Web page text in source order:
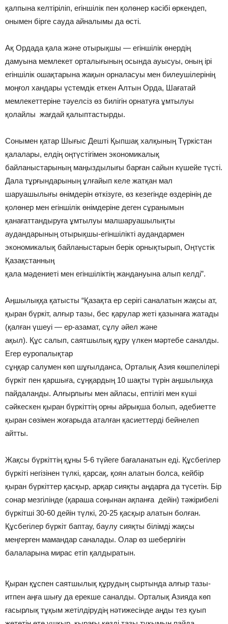
қалпына келтiрiлiп, егiншiлiк пен қолөнер кәсібi өркендеп,
онымен бiрге сауда айналымы да өстi.
Ақ Ордада қала және отырықшы — егiншiлiк өнердiң
дамуына мемлекет орталығының осында ауысуы, оның iрi
егiншiлiк ошақтарына жақын орналасуы мен билеушiлерiнiң
моңғол хандары үстемдiк еткен Алтын Орда, Шағатай
мемлекеттерiне тәуелсiз өз билiгiн орнатуға ұмтылуы
қолайлы жағдай қалыптастырды.
Сонымен қатар Шығыс Дештi Қыпшақ халқының Түркiстан
қалалары, елдiң оңтүстiгiмен экономикалық
байланыстарының маңыздылығы барған сайын күшейе түстi.
Дала тұрғындарының ұлғайып келе жатқан мал
шаруашылығы өнiмдерiн өткiзуге, өз кезегiнде өздерiнiң де
қолөнер мен егiншiлiк өнiмдерiне деген сұранымын
қанағаттандыруға ұмтылуы малшаруашылықты
аудандарының отырықшы-егiншiлiктi аудандармен
экономикалық байланыстарын берiк орнықтырып, Оңтүстiк
Қазақстанның
қала мәдениетi мен егiншiлiктiң жандануына алып келдi”.
Аңшылыққа қатысты “Қазақта ер серiгi саналатын жақсы ат,
қыран бүркiт, алғыр тазы, бес қарулар жетi қазынаға жатады
(қалған үшеуi — ер-азамат, сұлу әйел және
ақыл). Құс салып, саятшылық құру үлкен мәртебе саналды.
Егер еуропалықтар
сұңқар салумен көп шұғылданса, Орталық Азия көшпелiлерi
бүркiт пен қаршыға, сұңқардың 10 шақты түрiн аңшылыққа
пайдаланды. Алғырлығы мен айласы, ептiлiгi мен күшi
сәйкескен қыран бүркiттiң орны айрықша болып, әдебиетте
қыран сөзiмен жоғарыда аталған қасиеттердi бейнелеп
айтты.
Жақсы бүркiттiң құны 5-6 түйеге бағаланатын едi. Құсбегiлер
бүркiтi негiзiнен түлкi, қарсақ, қоян алатын болса, кейбiр
қыран бүркiттер қасқыр, арқар сияқты аңдарға да түсетiн. Бiр
сонар мезгiлiнде (қараша соңынан ақпанға дейiн) тәжiрибелi
бүркiтшi 30-60 дейiн түлкi, 20-25 қасқыр алатын болған.
Құсбегiлер бүркiт баптау, баулу сияқты бiлiмдi жақсы
меңгерген мамандар саналады. Олар өз шеберлiгiн
балаларына мирас етiп қалдыратын.
Қыран құспен саятшылық құрудың сыртында алғыр тазы-
итпен аңға шығу да ерекше саналды. Орталық Азияда көп
ғасырлық тұқым жетiлдiрудiң нәтижесiнде аңды тез қуып